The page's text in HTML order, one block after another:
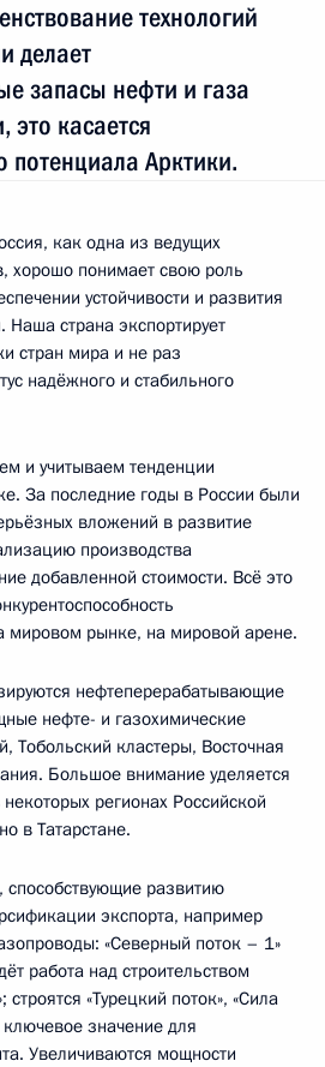
технологий
делает
запасы нефти и газа
это касается
потенциала Арктики.
как одна из ведущих
хорошо понимает свою роль
устойчивости и развития
Наша страна экспортирует
стран мира и не раз
надёжного и стабильного
и учитываем тенденции
За последние годы в России были
вложений в развитие
производства
добавленной стоимости. Всё это
мировом рынке, на мировой арене.
нефтеперерабатывающие
нефте- и газохимические
Тобольский кластеры, Восточная
Большое внимание уделяется
регионах Российской
в Татарстане.
способствующие развитию
экспорта, например
«Северный поток – 1»
работа над строительством
«Турецкий поток», «Сила
значение для
Увеличиваются мощности